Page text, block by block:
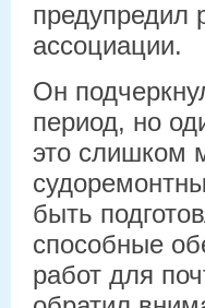
предупредил
ассоциации.
Он
период, но
это слишком
быть
способные
работ для